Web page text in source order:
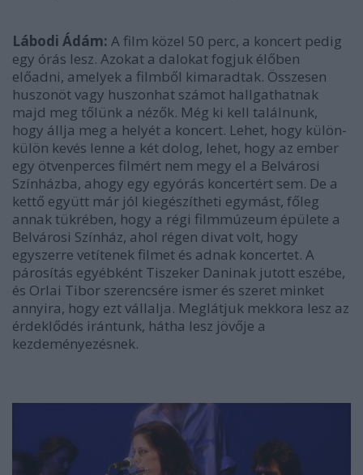
Lábodi Ádám: A film közel 50 perc, a koncert pedig
egy órás lesz. Azokat a dalokat fogjuk élőben
előadni, amelyek a filmből kimaradtak. Összesen
huszonöt vagy huszonhat számot hallgathatnak
majd meg tőlünk a nézők. Még ki kell találnunk,
hogy állja meg a helyét a koncert. Lehet, hogy külön-
külön kevés lenne a két dolog, lehet, hogy az ember
egy ötvenperces filmért nem megy el a Belvárosi
Színházba, ahogy egy egyórás koncertért sem. De a
kettő együtt már jól kiegészítheti egymást, főleg
annak tükrében, hogy a régi filmmúzeum épülete a
Belvárosi Színház, ahol régen divat volt, hogy
egyszerre vetítenek filmet és adnak koncertet. A
párosítás egyébként Tiszeker Daninak jutott eszébe,
és Orlai Tibor szerencsére ismer és szeret minket
annyira, hogy ezt vállalja. Meglátjuk mekkora lesz az
érdeklődés irántunk, hátha lesz jövője a
kezdeményezésnek.